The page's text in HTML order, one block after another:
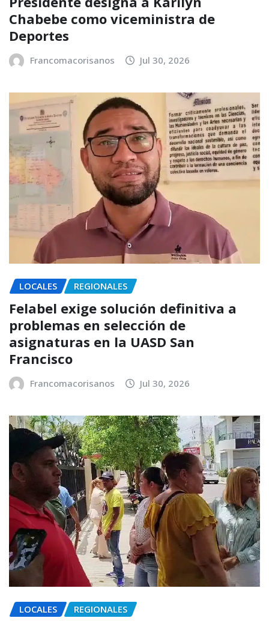
Chabebe como viceministra de
Deportes
Francomacorisanos Jul 30, 2026
LOCALES REGIONALES
Felabel exige solución definitiva a
problemas en selección de
asignaturas en la UASD San
Francisco
Francomacorisanos Jul 30, 2026
LOCALES REGIONALES